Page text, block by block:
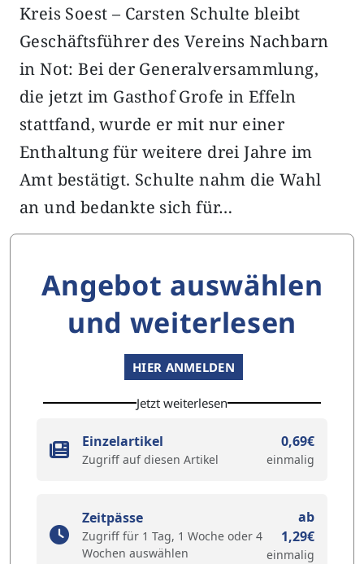
Kreis Soest – Carsten Schulte bleibt
Geschäftsführer des Vereins Nachbarn
in Not: Bei der Generalversammlung,
die jetzt im Gasthof Grofe in Effeln
stattfand, wurde er mit nur einer
Enthaltung für weitere drei Jahre im
Amt bestätigt. Schulte nahm die Wahl
an und bedankte sich für…
Angebot auswählen
und weiterlesen
HIER ANMELDEN
Jetzt weiterlesen
Einzelartikel
Zugriff auf diesen Artikel
0,69€
einmalig
Zeitpässe
Zugriff für 1 Tag, 1 Woche oder 4
Wochen auswählen
ab
1,29€
einmalig